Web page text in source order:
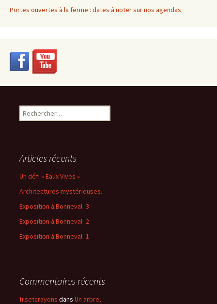
Portes ouvertes à la ferme : dates à noter sur nos agendas
Rechercher :
Articles récents
Un défi « Eaux Vives »
Architectures mystérieuses.
Exposition à Bonneval -3-
Exposition à Bonneval -2-
Exposition à Bonneval -1-
Commentaires récents
filsetcrayons dans Un arbre,